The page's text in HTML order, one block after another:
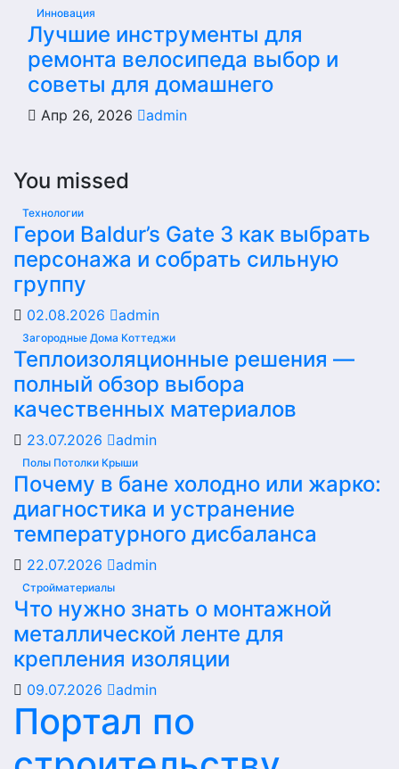
Инновация
Лучшие инструменты для
ремонта велосипеда выбор и
советы для домашнего
Апр 26, 2026 admin
You missed
Технологии
Герои Baldur’s Gate 3 как выбрать
персонажа и собрать сильную
группу
02.08.2026 admin
Загородные Дома Коттеджи
Теплоизоляционные решения —
полный обзор выбора
качественных материалов
23.07.2026 admin
Полы Потолки Крыши
Почему в бане холодно или жарко:
диагностика и устранение
температурного дисбаланса
22.07.2026 admin
Стройматериалы
Что нужно знать о монтажной
металлической ленте для
крепления изоляции
09.07.2026 admin
Портал по